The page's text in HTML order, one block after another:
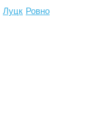
Луцк Ровно